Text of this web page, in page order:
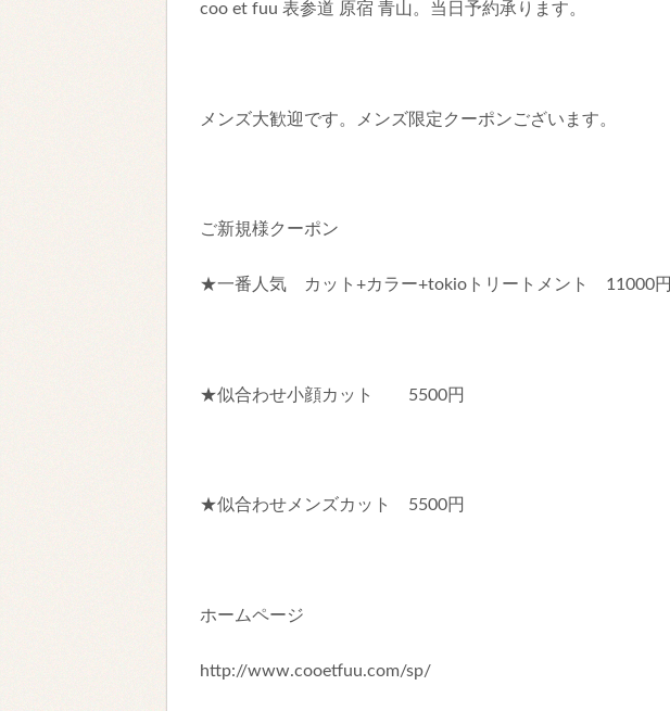
coo et fuu 表参道 原宿 青山。当日予約承ります。
メンズ大歓迎です。メンズ限定クーポンございます。
ご新規様クーポン
★一番人気 カット+カラー+tokioトリートメント 11000円
★似合わせ小顔カット 5500円
★似合わせメンズカット 5500円
ホームページ
http://www.cooetfuu.com/sp/